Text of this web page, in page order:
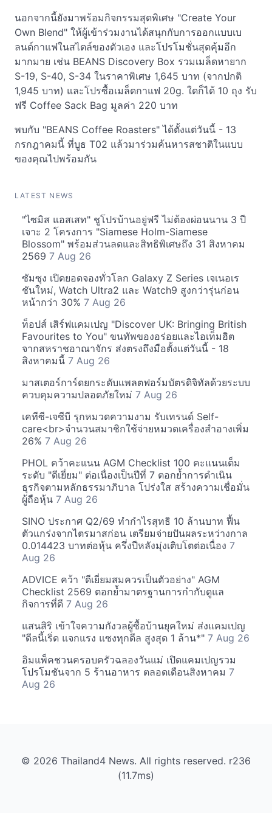
นอกจากนี้ยังมาพร้อมกิจกรรมสุดพิเศษ "Create Your
Own Blend" ให้ผู้เข้าร่วมงานได้สนุกกับการออกแบบเบ
ลนด์กาแฟในสไตล์ของตัวเอง และโปรโมชั่นสุดคุ้มอีก
มากมาย เช่น BEANS Discovery Box รวมเมล็ดหายาก
S-19, S-40, S-34 ในราคาพิเศษ 1,645 บาท (จากปกติ
1,945 บาท) และโปรซื้อเมล็ดกาแฟ 20g. ใดก็ได้ 10 ถุง รับ
ฟรี Coffee Sack Bag มูลค่า 220 บาท
พบกับ "BEANS Coffee Roasters" ได้ตั้งแต่วันนี้ - 13
กรกฎาคมนี้ ที่บูธ T02 แล้วมาร่วมค้นหารสชาติในแบบ
ของคุณไปพร้อมกัน
LATEST NEWS
"ไซมิส แอสเสท" ชูโปรบ้านอยู่ฟรี ไม่ต้องผ่อนนาน 3 ปี
เจาะ 2 โครงการ "Siamese Holm-Siamese
Blossom" พร้อมส่วนลดและสิทธิพิเศษถึง 31 สิงหาคม
2569 7 Aug 26
ซัมซุง เปิดยอดจองทั่วโลก Galaxy Z Series เจเนอเร
ชันใหม่, Watch Ultra2 และ Watch9 สูงกว่ารุ่นก่อน
หน้ากว่า 30% 7 Aug 26
ท็อปส์ เสิร์ฟแคมเปญ "Discover UK: Bringing British
Favourites to You" ขนทัพของอร่อยและไอเท็มฮิต
จากสหราชอาณาจักร ส่งตรงถึงมือตั้งแต่วันนี้ - 18
สิงหาคมนี้ 7 Aug 26
มาสเตอร์การ์ดยกระดับแพลตฟอร์มบัตรดิจิทัลด้วยระบบ
ควบคุมความปลอดภัยใหม่ 7 Aug 26
เคทีซี-เจซีบี รุกหมวดความงาม รับเทรนด์ Self-
care<br>จำนวนสมาชิกใช้จ่ายหมวดเครื่องสำอางเพิ่ม
26% 7 Aug 26
PHOL คว้าคะแนน AGM Checklist 100 คะแนนเต็ม
ระดับ "ดีเยี่ยม" ต่อเนื่องเป็นปีที่ 7 ตอกย้ำการดำเนิน
ธุรกิจตามหลักธรรมาภิบาล โปร่งใส สร้างความเชื่อมั่น
ผู้ถือหุ้น 7 Aug 26
SINO ประกาศ Q2/69 ทำกำไรสุทธิ 10 ล้านบาท ฟื้น
ตัวแกร่งจากไตรมาสก่อน เตรียมจ่ายปันผลระหว่างกาล
0.014423 บาทต่อหุ้น ครึ่งปีหลังมุ่งเติบโตต่อเนื่อง 7
Aug 26
ADVICE คว้า "ดีเยี่ยมสมควรเป็นตัวอย่าง" AGM
Checklist 2569 ตอกย้ำมาตรฐานการกำกับดูแล
กิจการที่ดี 7 Aug 26
แสนสิริ เข้าใจความกังวลผู้ซื้อบ้านยุคใหม่ ส่งแคมเปญ
"ดีลนี้เริ่ด แจกแรง แซงทุกดีล สูงสุด 1 ล้าน*" 7 Aug 26
อิมแพ็คชวนครอบครัวฉลองวันแม่ เปิดแคมเปญรวม
โปรโมชันจาก 5 ร้านอาหาร ตลอดเดือนสิงหาคม 7
Aug 26
© 2026 Thailand4 News. All rights reserved. r236
(11.7ms)